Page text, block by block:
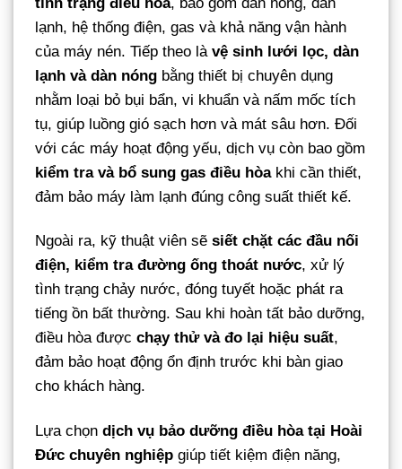
tình trạng điều hòa, bao gồm dàn nóng, dàn
lạnh, hệ thống điện, gas và khả năng vận hành
của máy nén. Tiếp theo là vệ sinh lưới lọc, dàn
lạnh và dàn nóng bằng thiết bị chuyên dụng
nhằm loại bỏ bụi bẩn, vi khuẩn và nấm mốc tích
tụ, giúp luồng gió sạch hơn và mát sâu hơn. Đối
với các máy hoạt động yếu, dịch vụ còn bao gồm
kiểm tra và bổ sung gas điều hòakhi cần thiết,
đảm bảo máy làm lạnh đúng công suất thiết kế.
Ngoài ra, kỹ thuật viên sẽ siết chặt các đầu nối
điện, kiểm tra đường ống thoát nước, xử lý
tình trạng chảy nước, đóng tuyết hoặc phát ra
tiếng ồn bất thường. Sau khi hoàn tất bảo dưỡng,
điều hòa được chạy thử và đo lại hiệu suất,
đảm bảo hoạt động ổn định trước khi bàn giao
cho khách hàng.
Lựa chọn dịch vụ bảo dưỡng điều hòa tại Hoài
Đức chuyên nghiệp giúp tiết kiệm điện năng,